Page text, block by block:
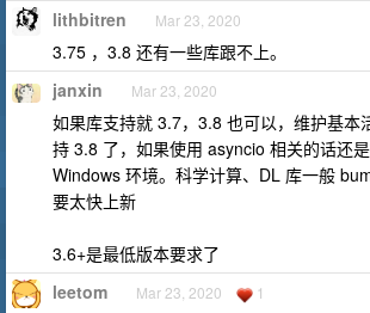
lithbitren Mar 23, 2020
3.75 ，3.8 还有一些库跟不上。
janxin Mar 23, 2020
如果库支持就 3.7，3.8 也可以，维护基本
持 3.8 了，如果使用 asyncio 相关的话还
Windows 环境。科学计算、DL 库一般
要太快上新
3.6+是最低版本要求了
leetom Mar 23, 2020 1